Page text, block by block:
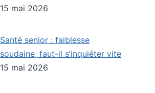
15 mai 2026
Santé senior : faiblesse
soudaine, faut-il s’inquiéter vite
15 mai 2026